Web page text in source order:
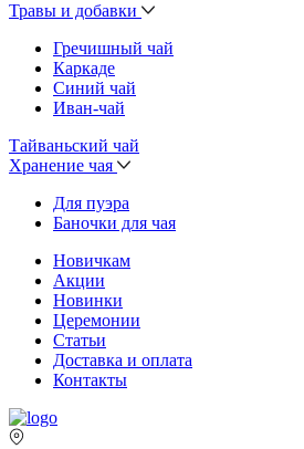
Травы и добавки
Гречишный чай
Каркаде
Синий чай
Иван-чай
Тайваньский чай
Хранение чая
Для пуэра
Баночки для чая
Новичкам
Акции
Новинки
Церемонии
Статьи
Доставка и оплата
Контакты